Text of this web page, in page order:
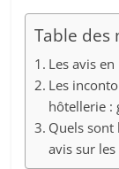
Table des
Les avis
Les
hôtellerie :
Quels sont
avis sur les